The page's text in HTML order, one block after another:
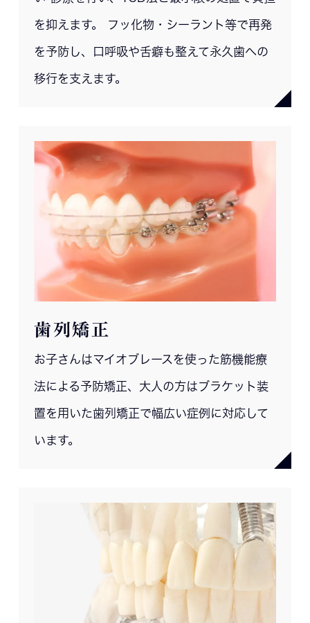
を抑えます。 フッ化物・シーラント等で再発
を予防し、口呼吸や舌癖も整えて永久歯への
移行を支えます。
歯列矯正
お子さんはマイオブレースを使った筋機能療
法による予防矯正、大人の方はブラケット装
置を用いた歯列矯正で幅広い症例に対応して
います。